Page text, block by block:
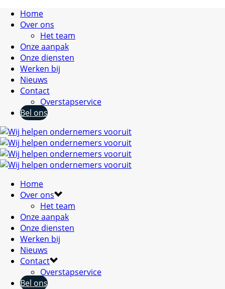
Home
Over ons
Het team
Onze aanpak
Onze diensten
Werken bij
Nieuws
Contact
Overstapservice
Bel ons
Home
Over ons
Het team
Onze aanpak
Onze diensten
Werken bij
Nieuws
Contact
Overstapservice
Bel ons